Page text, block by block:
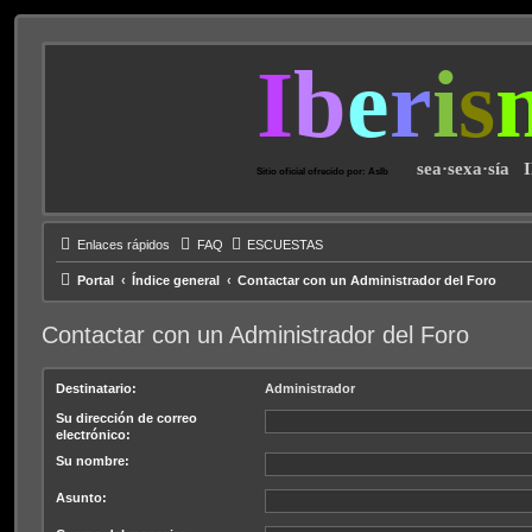
Iberis
Sitio oficial ofrecido por: AsIb sea·sexa·sía
Enlaces rápidos FAQ ESCUESTAS
Portal Índice general Contactar con un Administrador del Foro
Contactar con un Administrador del Foro
Destinatario: Administrador
Su dirección de correo
electrónico:
Su nombre:
Asunto: